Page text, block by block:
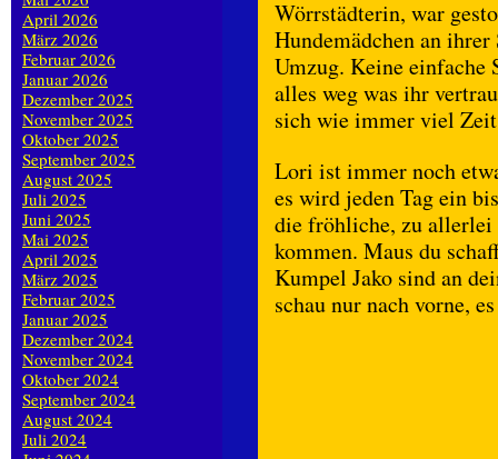
Wörrstädterin, war
Hundemädchen an
Umzug. Keine
alles weg was ihr
sich wie immer viel
Lori ist immer noch
es wird jeden Tag ein
die fröhliche, zu allerlei
kommen. Maus du
Kumpel Jako sind an
schau nur nach vorne,
April 2026
März 2026
Februar 2026
Januar 2026
Dezember 2025
November 2025
Oktober 2025
September 2025
August 2025
Juli 2025
Juni 2025
Mai 2025
April 2025
März 2025
Februar 2025
Januar 2025
Dezember 2024
November 2024
Oktober 2024
September 2024
August 2024
Juli 2024